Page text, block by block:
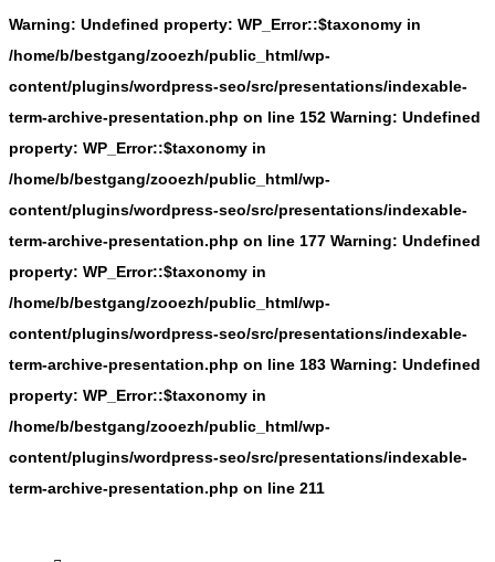
Warning: Undefined property: WP_Error::$taxonomy in
/home/b/bestgang/zooezh/public_html/wp-
content/plugins/wordpress-seo/src/presentations/indexable-
term-archive-presentation.php on line 152 Warning: Undefined
property: WP_Error::$taxonomy in
/home/b/bestgang/zooezh/public_html/wp-
content/plugins/wordpress-seo/src/presentations/indexable-
term-archive-presentation.php on line 177 Warning: Undefined
property: WP_Error::$taxonomy in
/home/b/bestgang/zooezh/public_html/wp-
content/plugins/wordpress-seo/src/presentations/indexable-
term-archive-presentation.php on line 183 Warning: Undefined
property: WP_Error::$taxonomy in
/home/b/bestgang/zooezh/public_html/wp-
content/plugins/wordpress-seo/src/presentations/indexable-
term-archive-presentation.php on line 211